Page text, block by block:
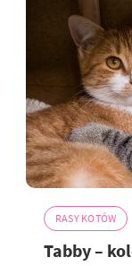
RASY KOTÓW
Tabby –